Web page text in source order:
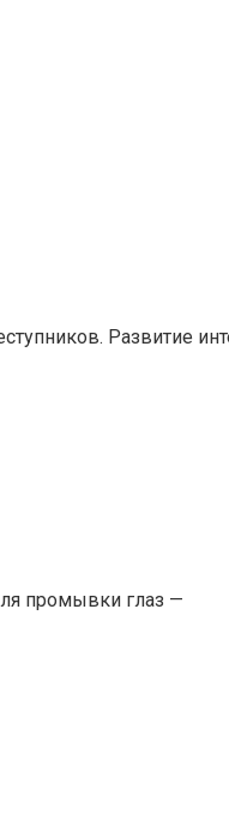
Развитие
промывки глаз —